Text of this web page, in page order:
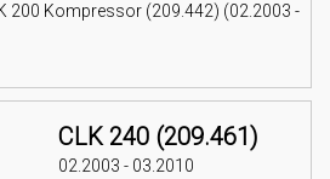
200 Kompressor (209.442) (02.2003 -
CLK 240 (209.461)
02.2003 - 03.2010